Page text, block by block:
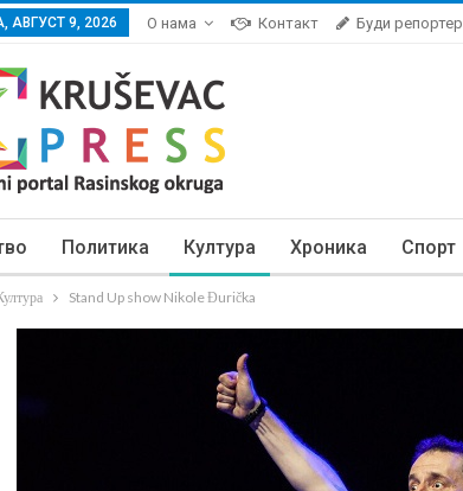
АВГУСТ 9, 2026 О нама Контакт Буди репортер
Политика Култура Хроника Спорт
Stand Up show Nikole Đurička